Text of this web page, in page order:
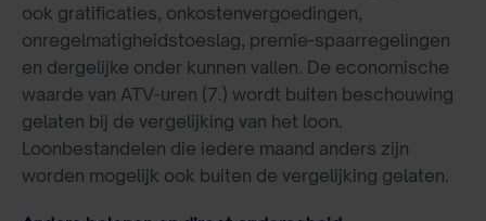
ook gratificaties, onkostenvergoedingen,
onregelmatigheidstoeslag, premie-spaarregelingen
en dergelijke onder kunnen vallen. De economische
waarde van ATV-uren (7.) wordt buiten beschouwing
gelaten bij de vergelijking van het loon.
Loonbestandelen die iedere maand anders zijn
worden mogelijk ook buiten de vergelijking gelaten.